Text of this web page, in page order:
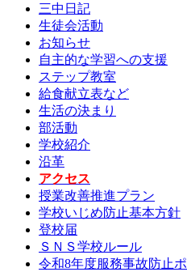
三中日記
生徒会活動
お知らせ
自主的な学習への支援
ステップ教室
給食献立表など
生活の決まり
部活動
学校紹介
沿革
アクセス
授業改善推進プラン
学校いじめ防止基本方針
登校届
ＳＮＳ学校ルール
令和8年度服務事故防止